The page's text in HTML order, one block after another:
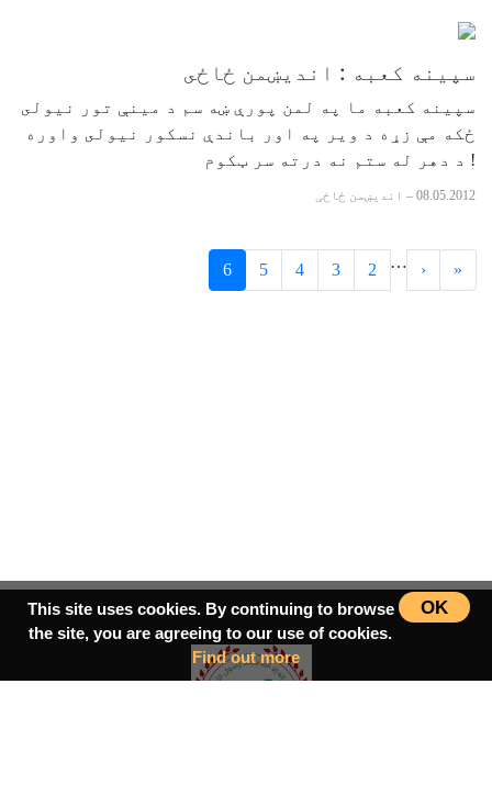
سپينه كعبه : انديښمن ځاځى
سپينه کعبه ما په لمن پورې ښه سم د مينې تور نيولى
ځکه مې زړه د وير په اور باندې نسکور نيولى واوره
! د دهر له ستم نه درته سر ټکوم
08.05.2012
– اندیښمن ځاځی
«
‹
…
2
3
4
5
6
OK
This site uses cookies. By continuing to browse
the site, you are agreeing to our use of cookies.
Find out more